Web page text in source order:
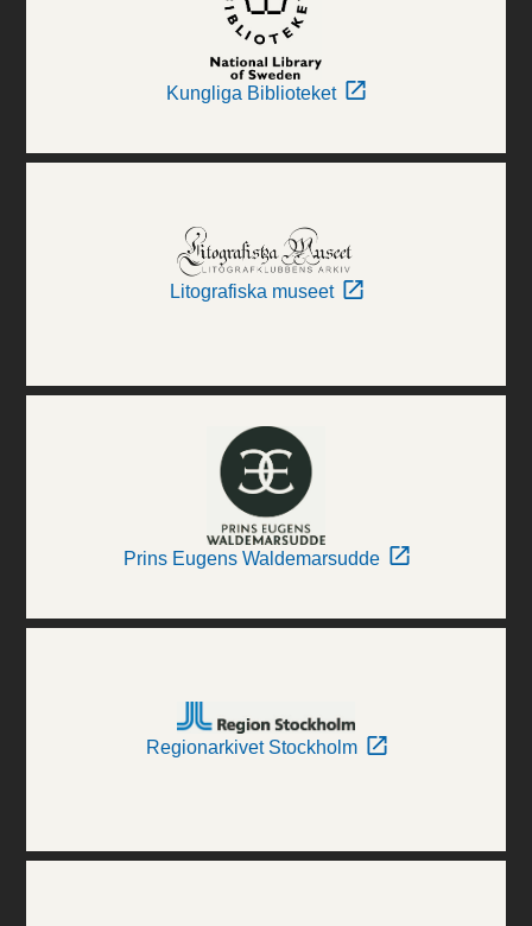
Kungliga Biblioteket
Litografiska museet
Prins Eugens Waldemarsudde
Regionarkivet Stockholm